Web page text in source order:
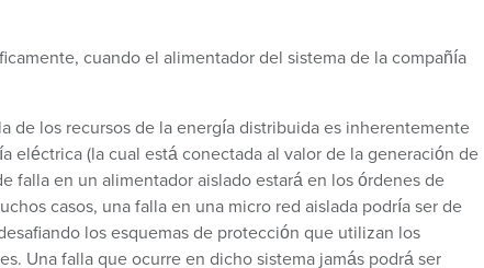
cuando el alimentador del sistema de la compañía
de los recursos de la energía distribuida es inherentemente
eléctrica (la cual está conectada al valor de la generación de
falla en un alimentador aislado estará en los órdenes de
casos, una falla en una micro red aislada podría ser de
los esquemas de protección que utilizan los
Una falla que ocurre en dicho sistema jamás podrá ser